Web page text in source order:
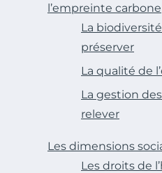
l’empreinte carbone
La
préserver
La qualité de
La gestion
relever
Les dimensions
Les droits de